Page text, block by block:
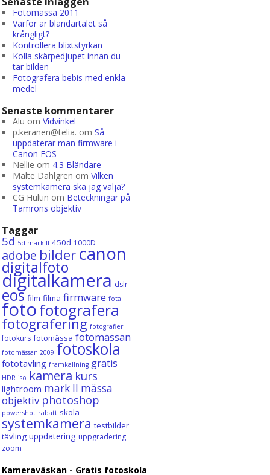
Fotomässa 2011
Varför är bländartalet så
krångligt?
Kontrollera blixtstyrkan
Kolla skärpedjupet innan du
tar bilden
Fotografera bebis med enkla
medel
Senaste kommentarer
Alu om Vidvinkel
p.keranen@telia. om Så
uppdaterar man firmware i
Canon EOS
Nellie om 4.3 Bländare
Malte Dahlgren om Vilken
systemkamera ska jag välja?
CG Hultin om Beteckningar på
Tamrons objektiv
Taggar
5d 5d mark II 450d 1000D
adobe bilder canon
digitalfoto
digitalkamera dslr
eos film filma firmware fota
fotofotografera
fotografering fotografier
fotokurs fotomässa fotomässan
fotomässan 2009 fotoskola
fototävling framkallning gratis
HDR iso kamera kurs
lightroom mark II mässa
objektiv photoshop
powershot rabatt skola
systemkamera testbilder
tävling uppdatering uppgradering
zoom
Kameraväskan - Gratis fotoskola